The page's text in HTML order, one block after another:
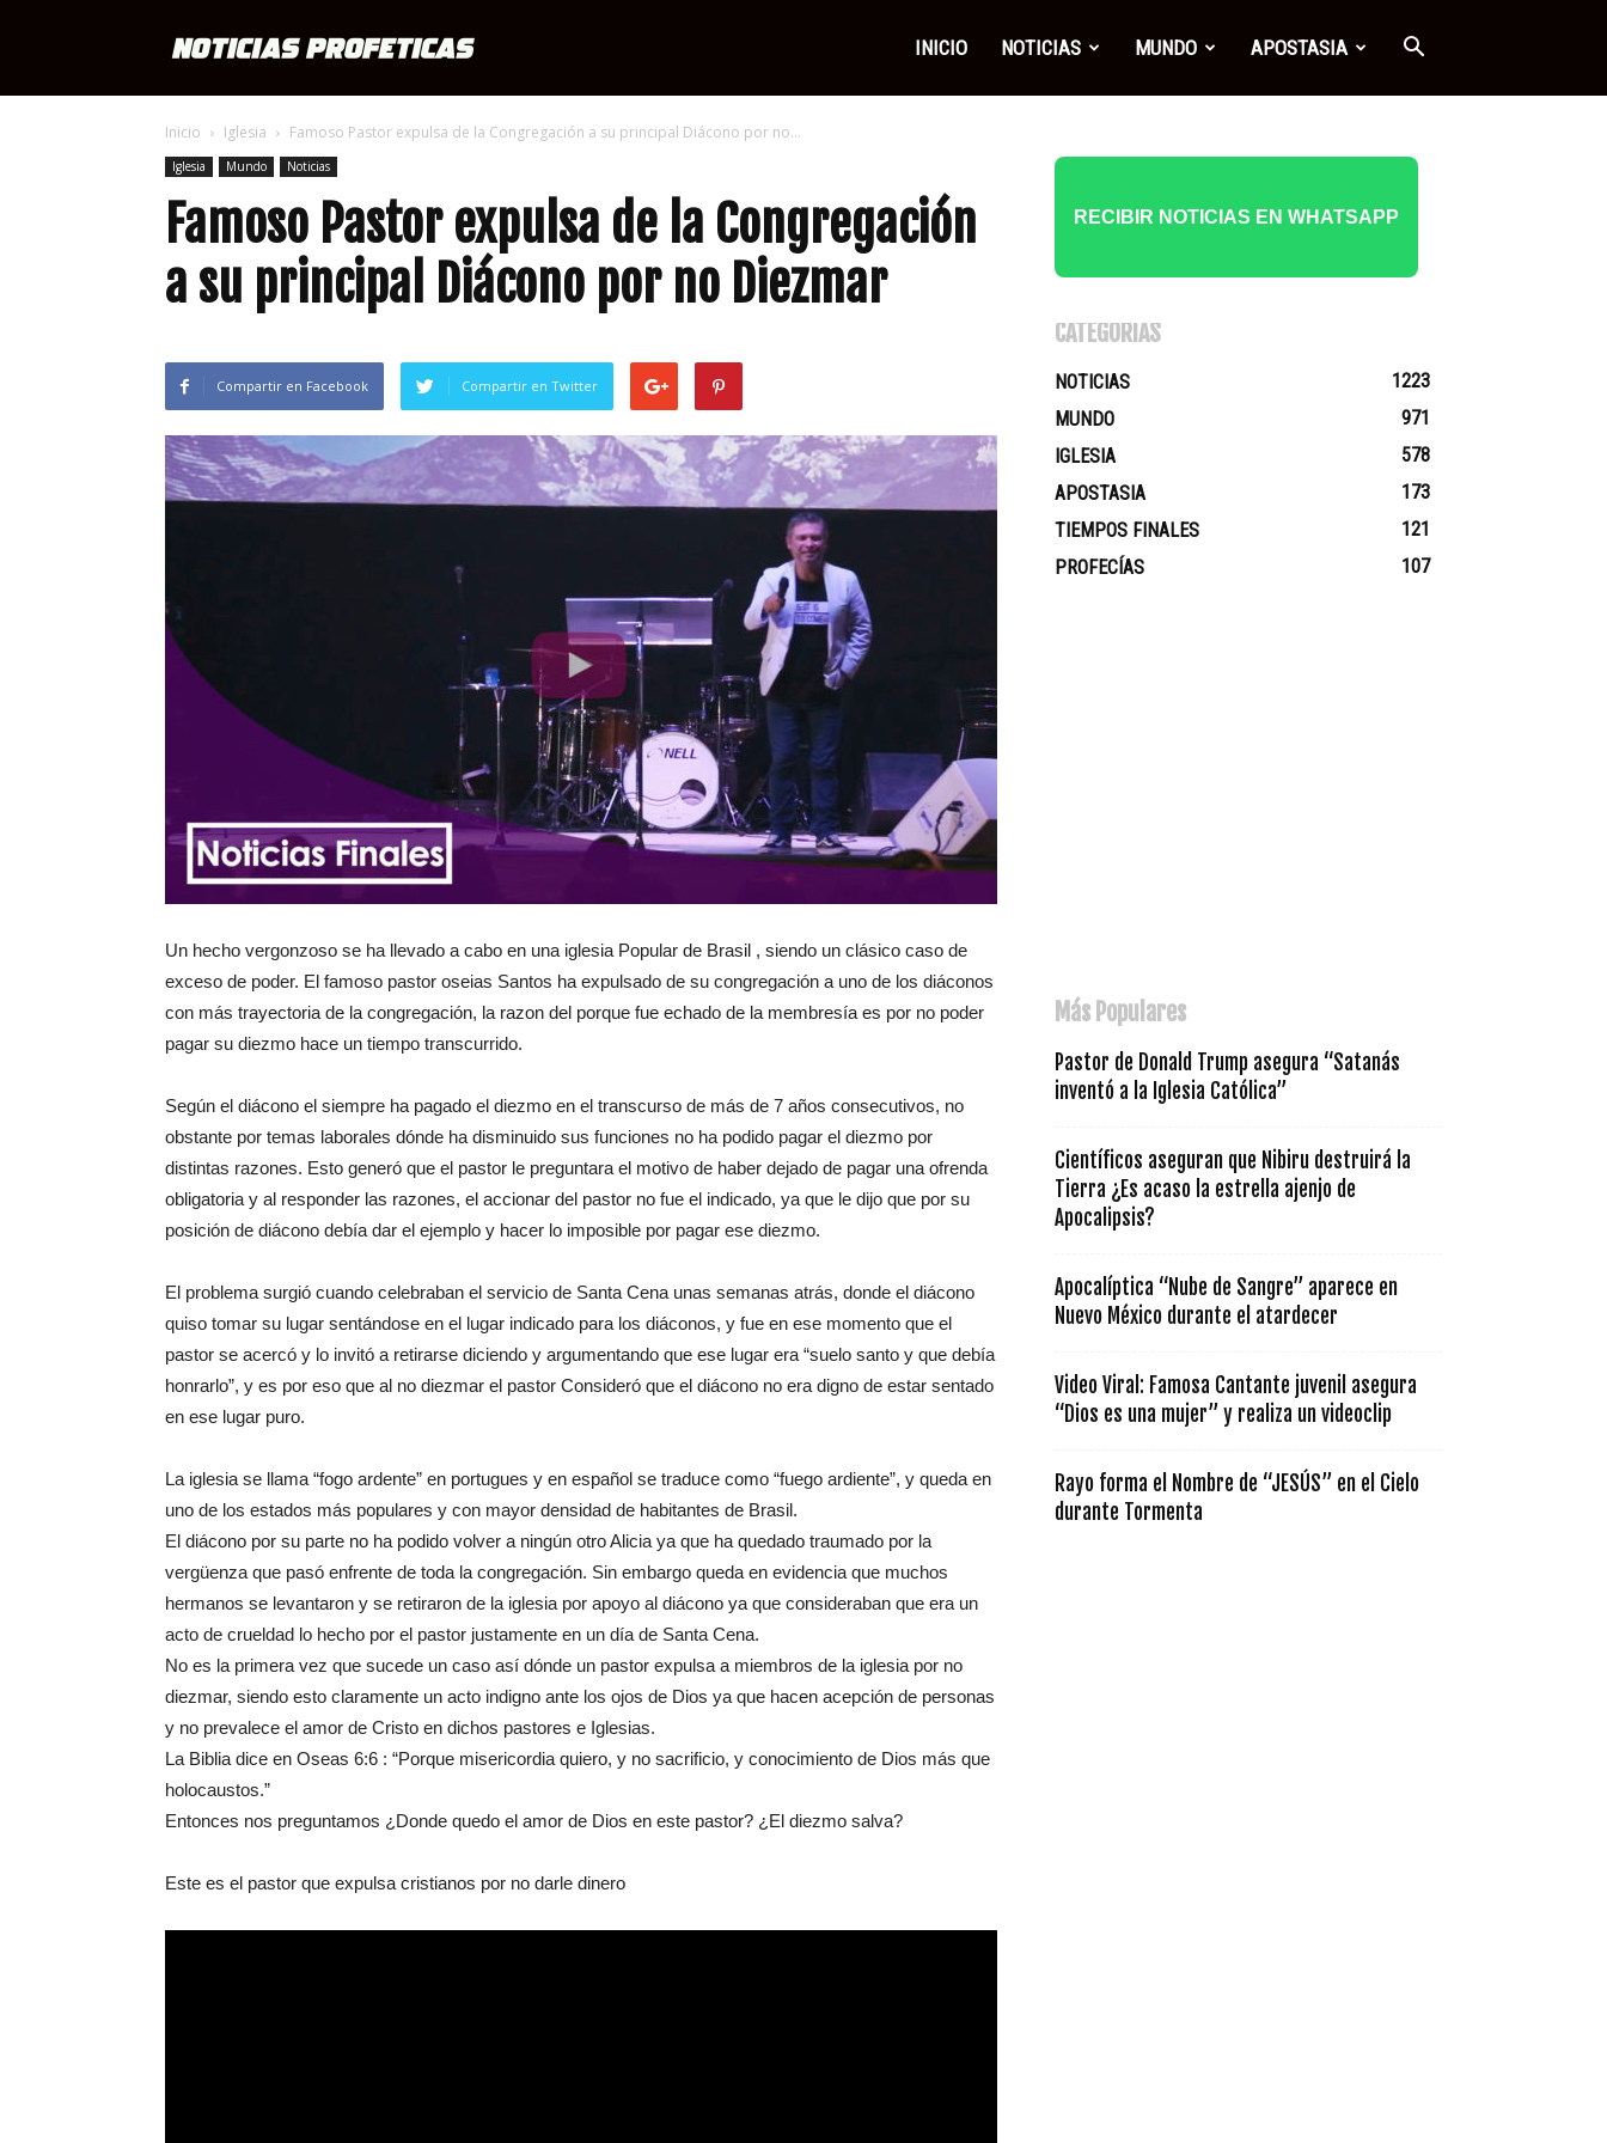
Proféticas
INICIO NOTICIAS MUNDO APOSTASIA
Inicio Iglesia Famoso Pastor expulsa de la Congregación a su principal Diácono por no...
Iglesia Mundo Noticias
Famoso Pastor expulsa de la Congregación
a su principal Diácono por no Diezmar
Compartir en Facebook Compartir en Twitter
Un hecho vergonzoso se ha llevado a cabo en una iglesia Popular de Brasil , siendo un clásico caso de
exceso de poder. El famoso pastor oseias Santos ha expulsado de su congregación a uno de los diáconos
con más trayectoria de la congregación, la razon del porque fue echado de la membresía es por no poder
pagar su diezmo hace un tiempo transcurrido.
Según el diácono el siempre ha pagado el diezmo en el transcurso de más de 7 años consecutivos, no
obstante por temas laborales dónde ha disminuido sus funciones no ha podido pagar el diezmo por
distintas razones. Esto generó que el pastor le preguntara el motivo de haber dejado de pagar una ofrenda
obligatoria y al responder las razones, el accionar del pastor no fue el indicado, ya que le dijo que por su
posición de diácono debía dar el ejemplo y hacer lo imposible por pagar ese diezmo.
El problema surgió cuando celebraban el servicio de Santa Cena unas semanas atrás, donde el diácono
quiso tomar su lugar sentándose en el lugar indicado para los diáconos, y fue en ese momento que el
pastor se acercó y lo invitó a retirarse diciendo y argumentando que ese lugar era “suelo santo y que debía
honrarlo”, y es por eso que al no diezmar el pastor Consideró que el diácono no era digno de estar sentado
en ese lugar puro.
La iglesia se llama “fogo ardente” en portugues y en español se traduce como “fuego ardiente”, y queda en
uno de los estados más populares y con mayor densidad de habitantes de Brasil.
El diácono por su parte no ha podido volver a ningún otro Alicia ya que ha quedado traumado por la
vergüenza que pasó enfrente de toda la congregación. Sin embargo queda en evidencia que muchos
hermanos se levantaron y se retiraron de la iglesia por apoyo al diácono ya que consideraban que era un
acto de crueldad lo hecho por el pastor justamente en un día de Santa Cena.
No es la primera vez que sucede un caso así dónde un pastor expulsa a miembros de la iglesia por no
diezmar, siendo esto claramente un acto indigno ante los ojos de Dios ya que hacen acepción de personas
y no prevalece el amor de Cristo en dichos pastores e Iglesias.
La Biblia dice en Oseas 6:6 : “Porque misericordia quiero, y no sacrificio, y conocimiento de Dios más que
holocaustos.”
Entonces nos preguntamos ¿Donde quedo el amor de Dios en este pastor? ¿El diezmo salva?
Este es el pastor que expulsa cristianos por no darle dinero
RECIBIR NOTICIAS EN WHATSAPP
CATEGORÍAS
NOTICIAS
1223
MUNDO
971
IGLESIA
578
APOSTASIA
173
TIEMPOS FINALES
121
PROFECÍAS
107
Más Populares
Pastor de Donald Trump asegura “Satanás
inventó a la Iglesia Católica”
Científicos aseguran que Nibiru destruirá la
Tierra ¿Es acaso la estrella ajenjo de
Apocalipsis?
Apocalíptica “Nube de Sangre” aparece en
Nuevo México durante el atardecer
Video Viral: Famosa Cantante juvenil asegura
“Dios es una mujer” y realiza un videoclip
Rayo forma el Nombre de “JESÚS” en el Cielo
durante Tormenta